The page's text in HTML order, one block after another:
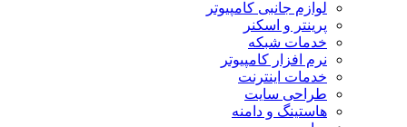
لوازم جانبی کامپیوتر
پرینتر و اسکنر
خدمات شبکه
نرم افزار کامپیوتر
خدمات اینترنت
طراحی سایت
هاستینگ و دامنه